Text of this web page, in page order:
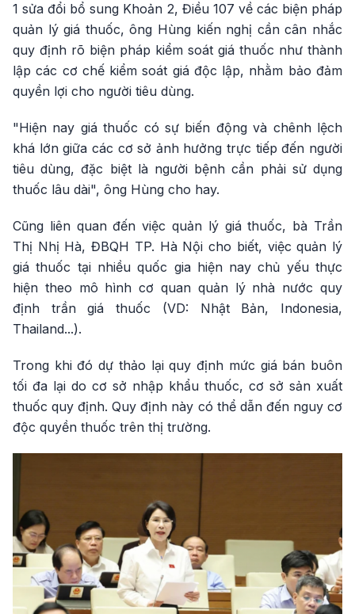
1 sửa đổi bổ sung Khoản 2, Điều 107 về các biện pháp
quản lý giá thuốc, ông Hùng kiến nghị cần cân nhắc
quy định rõ biện pháp kiểm soát giá thuốc như thành
lập các cơ chế kiểm soát giá độc lập, nhằm bảo đảm
quyền lợi cho người tiêu dùng.
"Hiện nay giá thuốc có sự biến động và chênh lệch
khá lớn giữa các cơ sở ảnh hưởng trực tiếp đến người
tiêu dùng, đặc biệt là người bệnh cần phải sử dụng
thuốc lâu dài", ông Hùng cho hay.
Cũng liên quan đến việc quản lý giá thuốc, bà Trần
Thị Nhị Hà, ĐBQH TP. Hà Nội cho biết, việc quản lý
giá thuốc tại nhiều quốc gia hiện nay chủ yếu thực
hiện theo mô hình cơ quan quản lý nhà nước quy
định trần giá thuốc (VD: Nhật Bản, Indonesia,
Thailand...).
Trong khi đó dự thảo lại quy định mức giá bán buôn
tối đa lại do cơ sở nhập khẩu thuốc, cơ sở sản xuất
thuốc quy định. Quy định này có thể dẫn đến nguy cơ
độc quyền thuốc trên thị trường.